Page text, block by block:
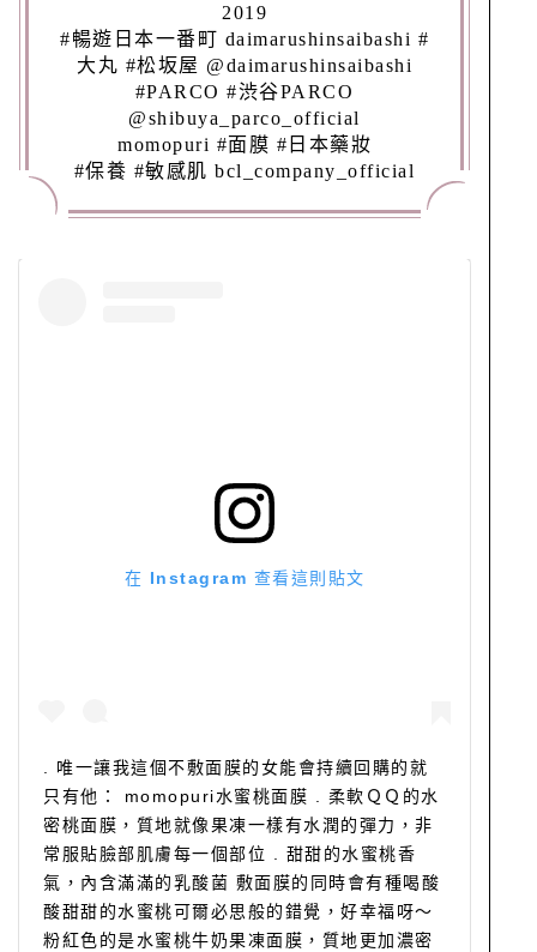
2019
#暢遊日本一番町 daimarushinsaibashi #
大丸 #松坂屋 @daimarushinsaibashi
#PARCO #渋谷PARCO
@shibuya_parco_official
momopuri #面膜 #日本藥妝
#保養 #敏感肌 bcl_company_official
在 Instagram 查看這則貼文
. 唯一讓我這個不敷面膜的女能會持續回購的就
只有他： momopuri水蜜桃面膜 . 柔軟ＱＱ的水
密桃面膜，質地就像果凍一樣有水潤的彈力，非
常服貼臉部肌膚每一個部位 . 甜甜的水蜜桃香
氣，內含滿滿的乳酸菌 敷面膜的同時會有種喝酸
酸甜甜的水蜜桃可爾必思般的錯覺，好幸福呀～
粉紅色的是水蜜桃牛奶果凍面膜，質地更加濃密